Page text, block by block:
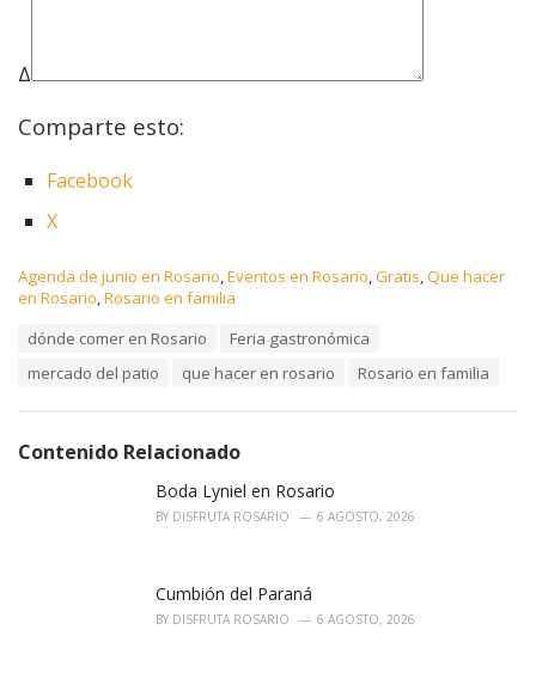
Δ
Comparte esto:
Facebook
X
C
a
e
Agenda de junio en Rosario,Eventos en Rosario,Gratis,Que hacer
en Rosario,Rosario en familia
dónde comer en Rosario
Feria gastronómica
mercado del patio
que hacer en rosario Rosario en familia
Contenido Relacionado
Boda Lyniel en Rosario
BY DISFRUTA ROSARIO 6 AGOSTO, 2026
Cumbión del Paraná
BY DISFRUTA ROSARIO 6 AGOSTO, 2026